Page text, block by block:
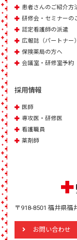
患者さんのご紹介方
研修会・セミナーの
認定看護師の派遣
広報誌（パートナー）
保険薬局の方へ
会議室・研修室予約
採用情報
医師
専攻医・研修医
看護職員
薬剤師
〒918-8501 福井県福
お問い合わせ